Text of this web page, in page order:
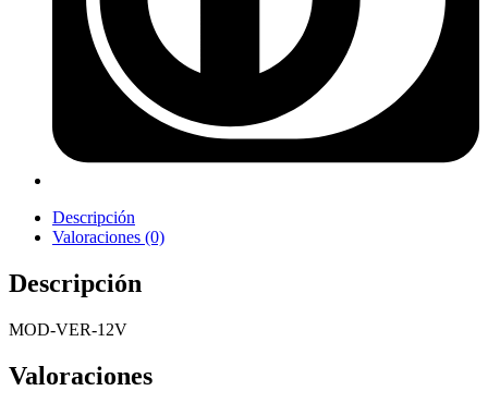
Descripción
Valoraciones (0)
Descripción
MOD-VER-12V
Valoraciones